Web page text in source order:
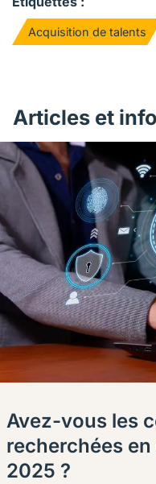
Acquisition de talents
Articles et
Avez-vous les
recherchées
2025 ?